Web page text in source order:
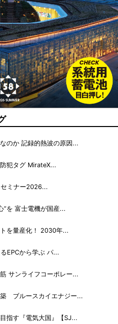
のか 記録的熱波の原因...
犯タグ MirateX...
セミナー2026...
”を 富士電機が国産...
を量産化！ 2030年...
EPCから学ぶ パ...
サンライフコーポレー...
ブルースカイエナジー...
指す『電気大国』【SJ...